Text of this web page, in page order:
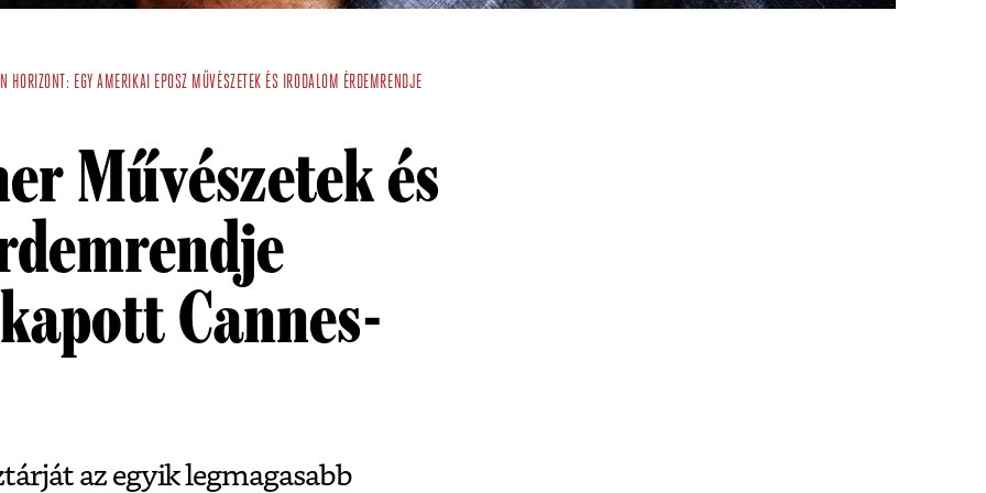
HORIZONT: EGY AMERIKAI EPOSZ MŰVÉSZETEK ÉS IRODALOM ÉRDEMRENDJE
Művészetek és
Cannes-
az egyik legmagasabb